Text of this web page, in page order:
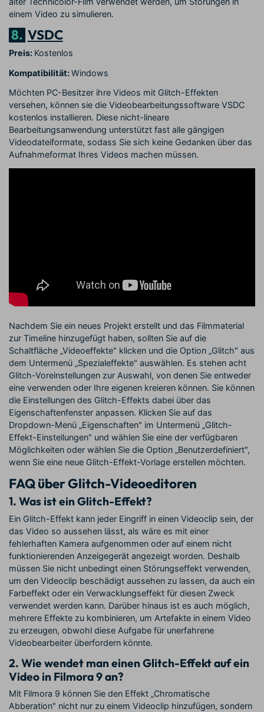
einem Video zu simulieren.
8. VSDC
Preis: Kostenlos
Kompatibilität:Windows
Möchten PC-Besitzer ihre Videos mit Glitch-Effekten
versehen, können sie die Videobearbeitungssoftware VSDC
kostenlos installieren. Diese nicht-lineare
Bearbeitungsanwendung unterstützt fast alle gängigen
Videodateiformate, sodass Sie sich keine Gedanken über das
Aufnahmeformat Ihres Videos machen müssen.
Nachdem Sie ein neues Projekt erstellt und das Filmmaterial
zur Timeline hinzugefügt haben, sollten Sie auf die
Schaltfläche „Videoeffekte" klicken und die Option „Glitch" aus
dem Untermenü „Spezialeffekte" auswählen. Es stehen acht
Glitch-Voreinstellungen zur Auswahl, von denen Sie entweder
eine verwenden oder Ihre eigenen kreieren können. Sie können
die Einstellungen des Glitch-Effekts dabei über das
Eigenschaftenfenster anpassen. Klicken Sie auf das
Dropdown-Menü „Eigenschaften" im Untermenü „Glitch-
Effekt-Einstellungen" und wählen Sie eine der verfügbaren
Möglichkeiten oder wählen Sie die Option „Benutzerdefiniert",
wenn Sie eine neue Glitch-Effekt-Vorlage erstellen möchten.
FAQ über Glitch-Videoeditoren
1. Was ist ein Glitch-Effekt?
Ein Glitch-Effekt kann jeder Eingriff in einen Videoclip sein, der
das Video so aussehen lässt, als wäre es mit einer
fehlerhaften Kamera aufgenommen oder auf einem nicht
funktionierenden Anzeigegerät angezeigt worden. Deshalb
müssen Sie nicht unbedingt einen Störungseffekt verwenden,
um den Videoclip beschädigt aussehen zu lassen, da auch ein
Farbeffekt oder ein Verwacklungseffekt für diesen Zweck
verwendet werden kann. Darüber hinaus ist es auch möglich,
mehrere Effekte zu kombinieren, um Artefakte in einem Video
zu erzeugen, obwohl diese Aufgabe für unerfahrene
Videobearbeiter überfordern könnte.
2. Wie wendet man einen Glitch-Effekt auf ein
Video in Filmora 9 an?
Mit Filmora 9 können Sie den Effekt „Chromatische
Abberation" nicht nur zu einem Videoclip hinzufügen, sondern